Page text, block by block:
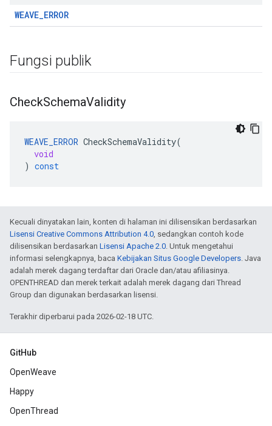
WEAVE_ERROR
Fungsi publik
CheckSchemaValidity
WEAVE_ERROR CheckSchemaValidity(
void
) const
Kecuali dinyatakan lain, konten di halaman ini dilisensikan berdasarkan
Lisensi Creative Commons Attribution 4.0, sedangkan contoh kode
dilisensikan berdasarkan Lisensi Apache 2.0. Untuk mengetahui
informasi selengkapnya, baca Kebijakan Situs Google Developers. Java
adalah merek dagang terdaftar dari Oracle dan/atau afiliasinya.
OPENTHREAD dan merek terkait adalah merek dagang dari Thread
Group dan digunakan berdasarkan lisensi.
Terakhir diperbarui pada 2026-02-18 UTC.
GitHub
OpenWeave
Happy
OpenThread